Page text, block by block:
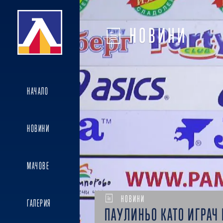
НАЧАЛО
НОВИНИ
МАЧОВЕ
ГАЛЕРИЯ
НОВИНИ
НОВИНИ
ПАУЛИНЬО КАТО ИГРАЧ